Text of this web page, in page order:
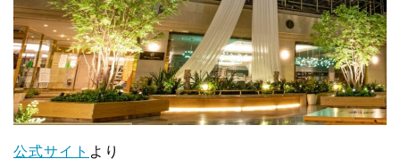
公式サイト より